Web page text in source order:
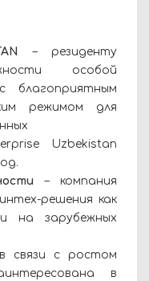
– резиденту
особой
благоприятным
режимом для
Uzbekistan
– компания
решения как
на зарубежных
связи с ростом
в